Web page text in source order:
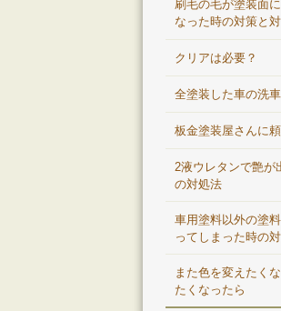
刷毛の毛が塗装面
なった時の対策と
クリアは必要？
全塗装した車の洗
板金塗装屋さんに
2液ウレタンで艶が
の対処法
車用塗料以外の塗
ってしまった時の
また色を変えたく
たくなったら